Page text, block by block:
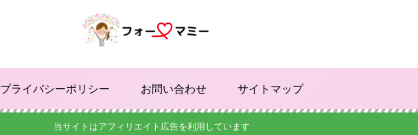
プライバシーポリシー お問い合わせ サイトマップ
当サイトはアフィリエイト広告を利用しています